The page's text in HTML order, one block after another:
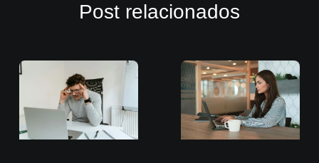
Post relacionados